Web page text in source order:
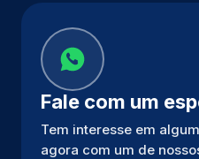
Fale com um
Tem interesse em
agora com um de